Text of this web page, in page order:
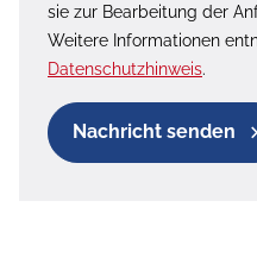
sie zur Bearbeitung der
Weitere Informationen
Datenschutzhinweis.
Nachricht senden